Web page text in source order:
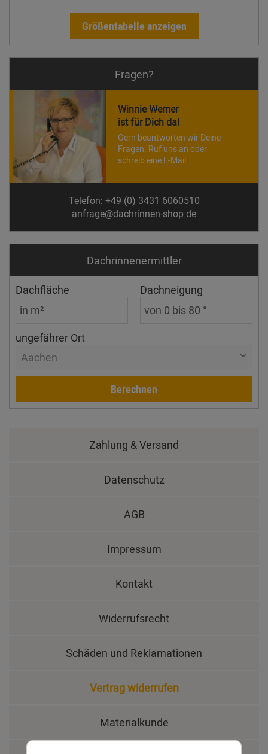
Größentabelle anzeigen
Fragen?
Winnie Werner
ist für Dich da!
Gern beantworten wir Deine
Fragen. Ruf uns an oder
schreib eine E-Mail.
Telefon: +49 (0) 3431 6060510
anfrage@dachrinnen-shop.de
Dachrinnen­ermittler
Dachfläche Dachneigung
ungefährer Ort
Aachen
Berechnen
Zahlung & Versand
Datenschutz
AGB
Impressum
Kontakt
Widerrufsrecht
Schäden und Reklamationen
Vertrag widerrufen
Materialkunde